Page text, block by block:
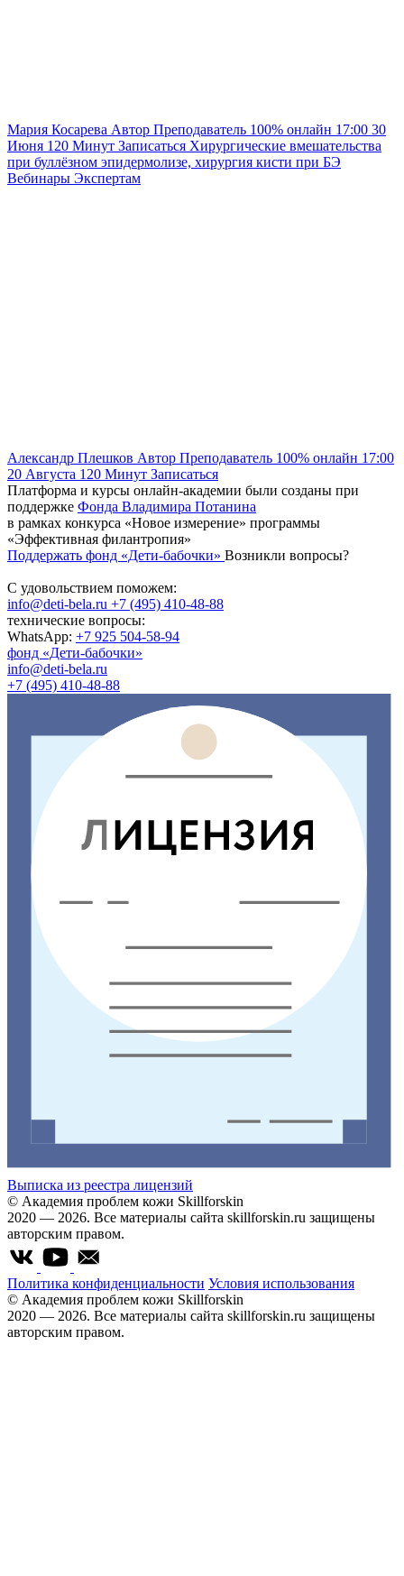
Мария Косарева Автор Преподаватель 100% онлайн 17:00 30
Июня 120 Минут Записаться Хирургические вмешательства
при буллёзном эпидермолизе, хирургия кисти при БЭ
Вебинары Экспертам
Александр Плешков Автор Преподаватель 100% онлайн 17:00
20 Августа 120 Минут Записаться
Платформа и курсы онлайн-академии были созданы при
поддержке Фонда Владимира Потанина
в рамках конкурса «Новое измерение» программы
«Эффективная филантропия»
Поддержать фонд «Дети-бабочки» Возникли вопросы?
С удовольствием поможем:
info@deti-bela.ru +7 (495) 410-48-88
технические вопросы:
WhatsApp: +7 925 504-58-94
фонд «Дети-бабочки»
info@deti-bela.ru
+7 (495) 410-48-88
Выписка из реестра лицензий
© Академия проблем кожи Skillforskin
2020 — 2026. Все материалы сайта skillforskin.ru защищены
авторским правом.
Политика конфиденциальности Условия использования
© Академия проблем кожи Skillforskin
2020 — 2026. Все материалы сайта skillforskin.ru защищены
авторским правом.